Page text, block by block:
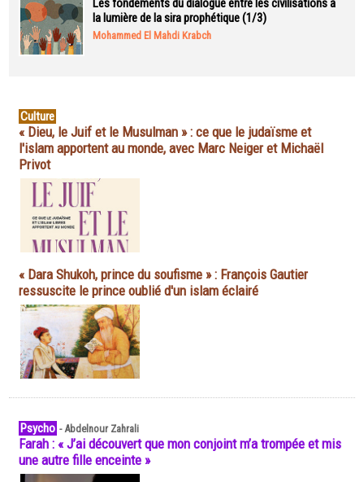
Les fondements du dialogue entre les civilisations à
la lumière de la sira prophétique (1/3)
Mohammed El Mahdi Krabch
Culture
« Dieu, le Juif et le Musulman » : ce que le judaïsme et
l'islam apportent au monde, avec Marc Neiger et Michaël
Privot
« Dara Shukoh, prince du soufisme » : François Gautier
ressuscite le prince oublié d'un islam éclairé
Psycho -Abdelnour Zahrali
Farah : « J’ai découvert que mon conjoint m’a trompée et mis
une autre fille enceinte »